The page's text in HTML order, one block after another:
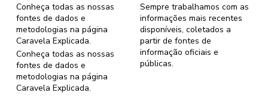
Sempre trabalhamos com as
informações mais recentes
disponíveis, coletados a
partir de fontes de
informação oficiais e
públicas.
Conheça todas as nossas
fontes de dados e
metodologias na página
Caravela Explicada.
Conheça todas as nossas
fontes de dados e
metodologias na página
Caravela Explicada.